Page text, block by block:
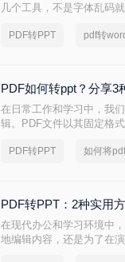
几个工具，不是字体乱码
片的教案——不同情况方
PDF转PPT pdf转
PDF如何转ppt？分享3
在日常工作和学习中，我
辑。PDF文件以其固定格
帮助您轻松完成这一任务。
PDF转PPT
PDF转PPT：2种实用
在现代办公和学习环境中
地编辑内容，还是为了在